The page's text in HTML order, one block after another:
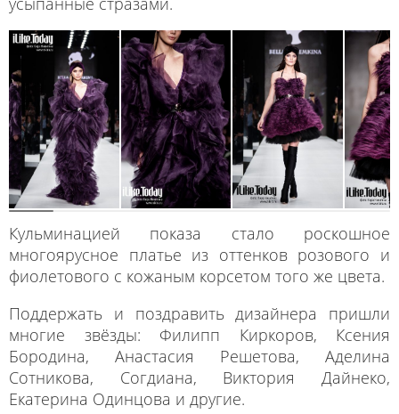
Кульминацией показа стало роскошное
многоярусное платье из оттенков розового и
фиолетового с кожаным корсетом того же цвета.
Поддержать и поздравить дизайнера пришли
многие звёзды: Филипп Киркоров, Ксения
Бородина, Анастасия Решетова, Аделина
Сотникова, Согдиана, Виктория Дайнеко,
Екатерина Одинцова и другие.